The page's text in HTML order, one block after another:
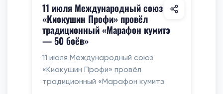
11 июля Международный союз
«Киокушин Профи» провёл
традиционный «Марафон кумитэ
— 50 боёв»
11 июля Международный союз
«Киокушин Профи» провёл
традиционный «Марафон кумитэ